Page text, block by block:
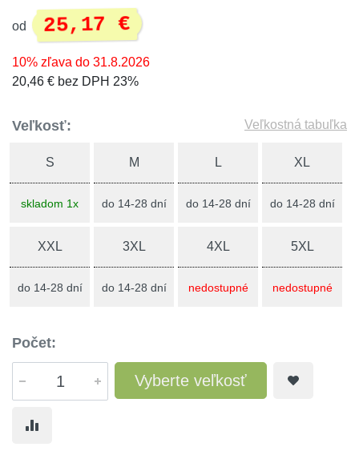
od 25,17 €
10% zľava do 31.8.2026
20,46 € bez DPH 23%
Veľkosť: Veľkostná tabuľka
S
skladom 1x
M
do 14-28 dní
L
do 14-28 dní
XL
do 14-28 dní
XXL
do 14-28 dní
3XL
do 14-28 dní
4XL
nedostupné
5XL
nedostupné
Počet:
Vyberte veľkosť